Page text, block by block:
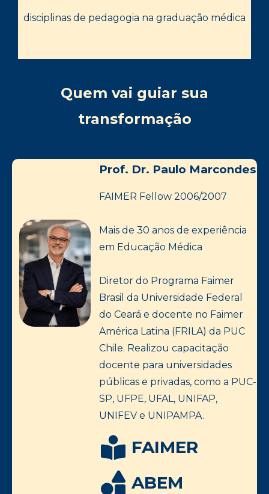
disciplinas de pedagogia na graduação médica
Quem vai guiar sua
transformação
Prof. Dr. Paulo Marcondes
FAIMER Fellow 2006/2007
Mais de 30 anos de experiência
em Educação Médica
Diretor do Programa Faimer
Brasil da Universidade Federal
do Ceará e docente no Faimer
América Latina (FRILA) da PUC
Chile. Realizou capacitação
docente para universidades
públicas e privadas, como a PUC-
SP, UFPE, UFAL, UNIFAP,
UNIFEV e UNIPAMPA.
FAIMER
ABEM